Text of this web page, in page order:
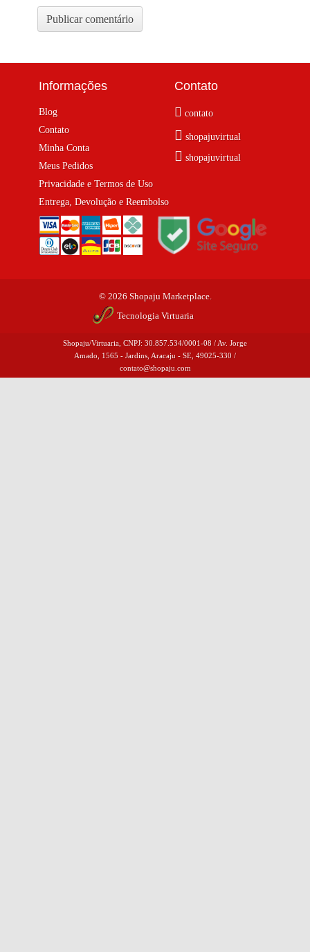
Informações
Blog
Contato
Minha Conta
Meus Pedidos
Privacidade e Termos de Uso
Entrega, Devolução e Reembolso
Contato
contato
shopajuvirtual
shopajuvirtual
© 2026 Shopaju Marketplace.
Tecnologia Virtuaria
Shopaju/Virtuaria, CNPJ: 30.857.534/0001-08 / Av. Jorge
Amado, 1565 - Jardins, Aracaju - SE, 49025-330 /
contato@shopaju.com